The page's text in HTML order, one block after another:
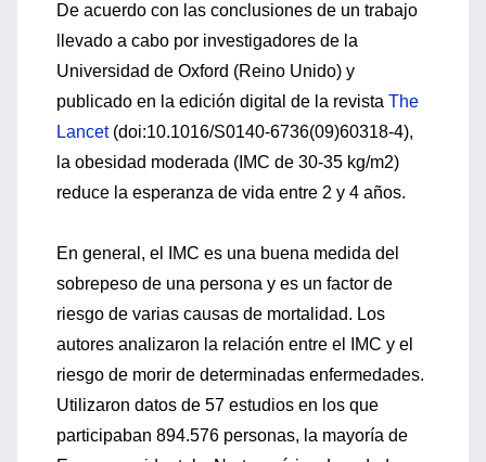
De acuerdo con las conclusiones de un trabajo
llevado a cabo por investigadores de la
Universidad de Oxford (Reino Unido) y
publicado en la edición digital de la revista The
Lancet(doi:10.1016/S0140-6736(09)60318-4),
la obesidad moderada (IMC de 30-35 kg/m2)
reduce la esperanza de vida entre 2 y 4 años.
En general, el IMC es una buena medida del
sobrepeso de una persona y es un factor de
riesgo de varias causas de mortalidad. Los
autores analizaron la relación entre el IMC y el
riesgo de morir de determinadas enfermedades.
Utilizaron datos de 57 estudios en los que
participaban 894.576 personas, la mayoría de